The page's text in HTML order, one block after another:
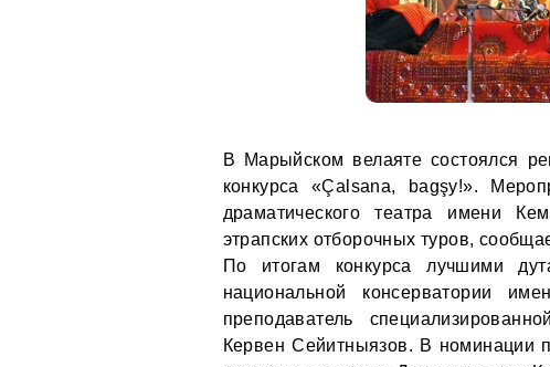
В Марыйском велаяте состоялся
конкурса «Çalsana, bagşy!».
драматического театра имени
этрапских отборочных туров,
По итогам конкурса лучшими
национальной консерватории
преподаватель
Кервен Сейитныязов. В номинации